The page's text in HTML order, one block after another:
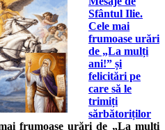
Sfântul Ilie.
Cele mai
frumoase urări
de „La mulți
ani!” și
felicitări pe
care să le
trimiți
sărbătoriților
frumoase urări de „La mulți